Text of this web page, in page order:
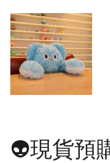
👽現貨預